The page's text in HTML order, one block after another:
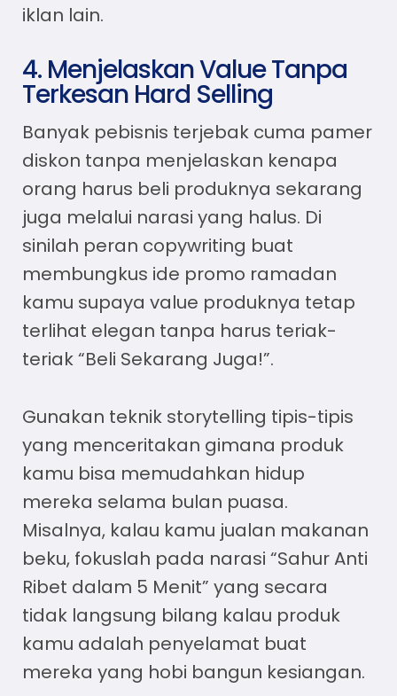
iklan lain.
4. Menjelaskan Value Tanpa
Terkesan Hard Selling
Banyak pebisnis terjebak cuma pamer
diskon tanpa menjelaskan kenapa
orang harus beli produknya sekarang
juga melalui narasi yang halus. Di
sinilah peran copywriting buat
membungkus ide promo ramadan
kamu supaya value produknya tetap
terlihat elegan tanpa harus teriak-
teriak “Beli Sekarang Juga!”.
Gunakan teknik storytelling tipis-tipis
yang menceritakan gimana produk
kamu bisa memudahkan hidup
mereka selama bulan puasa.
Misalnya, kalau kamu jualan makanan
beku, fokuslah pada narasi “Sahur Anti
Ribet dalam 5 Menit” yang secara
tidak langsung bilang kalau produk
kamu adalah penyelamat buat
mereka yang hobi bangun kesiangan.